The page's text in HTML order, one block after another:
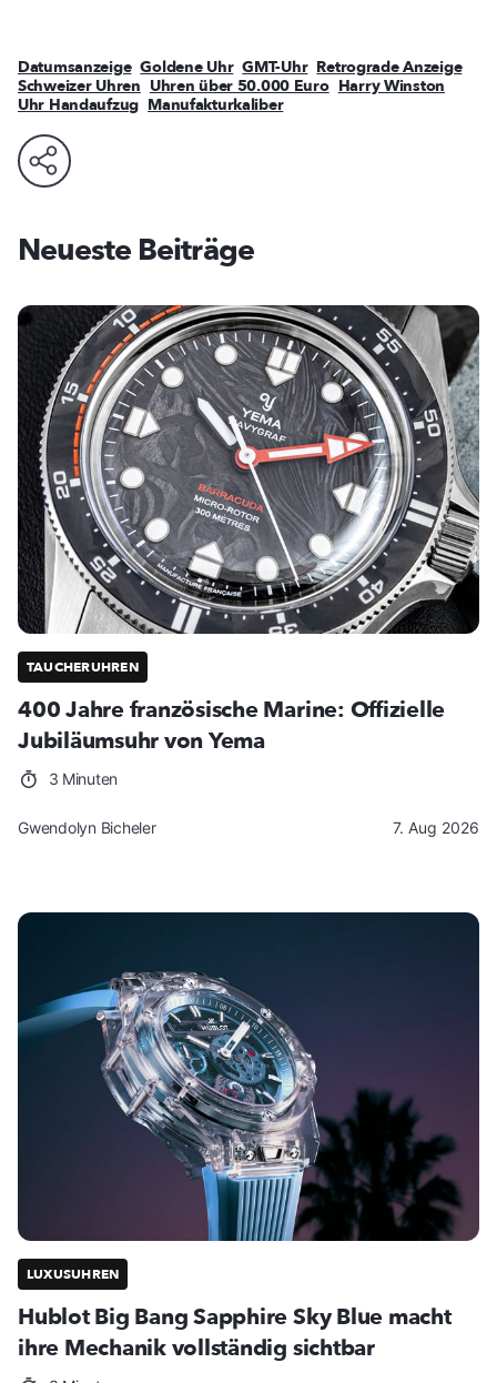
Datumsanzeige Goldene Uhr GMT-Uhr Retrograde Anzeige
Schweizer Uhren Uhren über 50.000 Euro Harry Winston
Uhr Handaufzug Manufakturkaliber
Neueste Beiträge
TAUCHERUHREN
400 Jahre französische Marine: Offizielle
Jubiläumsuhr von Yema
3 Minuten
Gwendolyn Bicheler 7. Aug 2026
LUXUSUHREN
Hublot Big Bang Sapphire Sky Blue macht
ihre Mechanik vollständig sichtbar